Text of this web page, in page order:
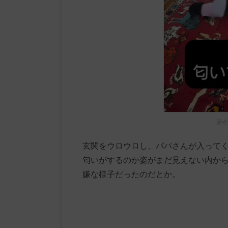
姿
玄関をウロウロし、パパさんが入って
匂いがするのか姿がまだ見えない内か
嫌な様子だったのだとか。